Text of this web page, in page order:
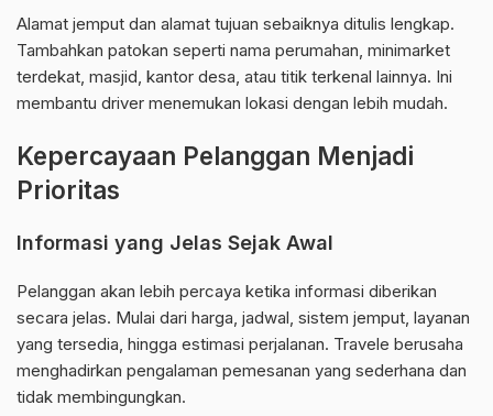
Alamat jemput dan alamat tujuan sebaiknya ditulis lengkap.
Tambahkan patokan seperti nama perumahan, minimarket
terdekat, masjid, kantor desa, atau titik terkenal lainnya. Ini
membantu driver menemukan lokasi dengan lebih mudah.
Kepercayaan Pelanggan Menjadi
Prioritas
Informasi yang Jelas Sejak Awal
Pelanggan akan lebih percaya ketika informasi diberikan
secara jelas. Mulai dari harga, jadwal, sistem jemput, layanan
yang tersedia, hingga estimasi perjalanan. Travele berusaha
menghadirkan pengalaman pemesanan yang sederhana dan
tidak membingungkan.